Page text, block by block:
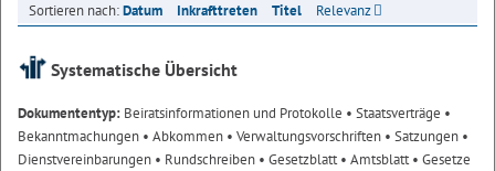
Sortieren nach:Datum Inkrafttreten Titel Relevanz
Systematische Übersicht
Dokumententyp: Beiratsinformationen und Protokolle • Staatsverträge •
Bekanntmachungen • Abkommen • Verwaltungsvorschriften • Satzungen •
Dienstvereinbarungen • Rundschreiben • Gesetzblatt• Amtsblatt• Gesetze